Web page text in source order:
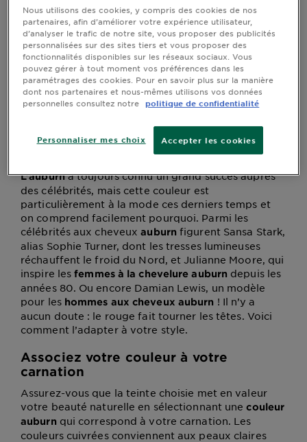
NOS
ENGAGEMENTS
Explorer
Au coeur
l'ingrédient
Garnier x
Bündchen
Notre
magazine
pourquoi. Parmi les célébrités aux cheveuxauburn
figurent Sansa Stark, alias Sophie Turner, dont les
tresses lumineuses réchauffent le froid du Nord, et
Julianne Moore, qui inspire lesfemmes à la chevelure
auburndepuis les années 80. Ou encore
Damian Lewis, un modèle pour leshommes aux
cheveux auburn! Il n’y a aucun doute : le rouge fait
tourner les têtes. Voici comment l’adapter à votre
L’auburna toujours connu un grand succès auprès
des célébrités, mais cette couleur est
particulièrement à la mode ces derniers temps et
on comprend facilement pourquoi. Parmi les
célébrités aux cheveuxauburn figurent Sansa Stark,
alias Sophie Turner, dont les tresses lumineuses
réchauffent le froid du Nord, et Julianne Moore, qui
inspire lesfemmes à la chevelure auburn depuis les
années 80. Ou encore Damian Lewis, un modèle
pour les hommes aux cheveux auburn ! Il n’y a
aucun doute : le rouge fait tourner les têtes. Voici
comment l’adapter à votre style.
Associez votre couleur à votre
carnation
Assurez-vous que la teinte choisie met en valeur
votre beauté naturelle en sélectionnant unecouleur
auburn qui correspond à votre carnation. Les
couleurs cuivrées conviennent aux peaux claires
Nous utilisons des cookies, y compris des cookies de nos
partenaires, afin d’améliorer votre expérience utilisateur,
d’analyser le trafic de notre site, vous proposer des publicités
personnalisées sur des sites tiers et vous proposer des
fonctionnalités disponibles sur les réseaux sociaux. Vous
pouvez gérer à tout moment vos préférences dans les
paramétrages des cookies. Pour en savoir plus sur la manière
dont nos partenaires et nous-mêmes utilisons vos données
personnelles consultez notre
politique de confidentialité
Accepter les cookies
Personnaliser mes choix